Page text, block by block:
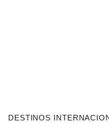
DESTINOS